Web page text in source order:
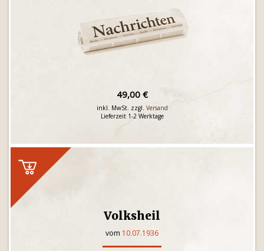
49,00 €
inkl. MwSt. zzgl. Versand
Lieferzeit 1-2 Werktage
Volksheil
vom 10.07.1936